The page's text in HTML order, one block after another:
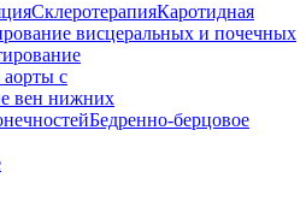
СклеротерапияКаротидная
висцеральных и почечных
с
вен нижних
Бедренно-берцовое